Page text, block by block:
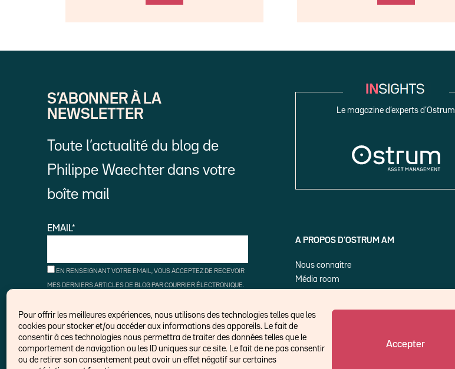
Pour offrir les meilleures expériences, nous utilisons des technologies telles que les
cookies pour stocker et/ou accéder aux informations des appareils. Le fait de
consentir à ces technologies nous permettra de traiter des données telles que le
comportement de navigation ou les ID uniques sur ce site. Le fait de ne pas consentir
ou de retirer son consentement peut avoir un effet négatif sur certaines
Accepter
S’ABONNER À LA
NEWSLETTER
Toute l’actualité du blog de
Philippe Waechter dans votre
boîte mail
EMAIL*
EN RENSEIGNANT VOTRE EMAIL, VOUS ACCEPTEZ DE RECEVOIR
MES DERNIERS ARTICLES DE BLOG PAR COURRIER ÉLECTRONIQUE.
LIENS DE DÉSINSCRIPTION.
Le magazine d’experts d’Ostrum
A PROPOS D’OSTRUM AM
Nous connaître
Média room